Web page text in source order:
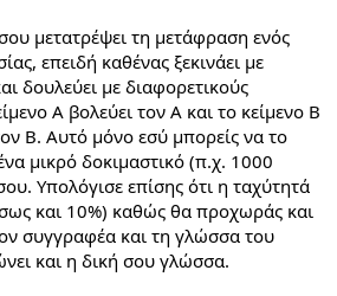
μετατρέψει τη μετάφραση ενός
επειδή καθένας ξεκινάει με
δουλεύει με διαφορετικούς
Α βολεύει τον Α και το κείμενο Β
Β. Αυτό μόνο εσύ μπορείς να το
μικρό δοκιμαστικό (π.χ. 1000
Υπολόγισε επίσης ότι η ταχύτητά
και 10%) καθώς θα προχωράς και
συγγραφέα και τη γλώσσα του
και η δική σου γλώσσα.